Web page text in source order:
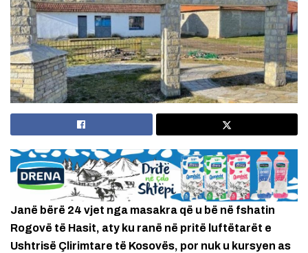
Janë bërë 24 vjet nga masakra që u bë në fshatin
Rogovë të Hasit, aty ku ranë në pritë luftëtarët e
Ushtrisë Çlirimtare të Kosovës, por nuk u kursyen as